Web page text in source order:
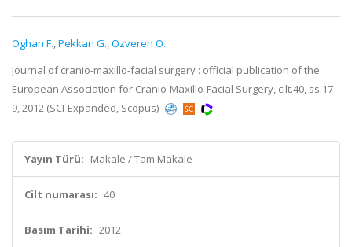
Oghan F.,Pekkan G.,Ozveren O.
Journal of cranio-maxillo-facial surgery : official publication of the
European Association for Cranio-Maxillo-Facial Surgery, cilt.40, ss.17-
9, 2012 (SCI-Expanded, Scopus)
Yayın Türü: Makale / Tam Makale
Cilt numarası: 40
Basım Tarihi: 2012